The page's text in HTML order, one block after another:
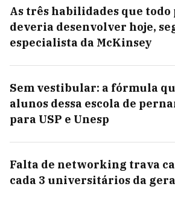
As três habilidades que
deveria desenvolver hoje,
especialista da McKinsey
Sem vestibular: a fórmula
alunos dessa escola de
para USP e Unesp
Falta de networking trava
cada 3 universitários da